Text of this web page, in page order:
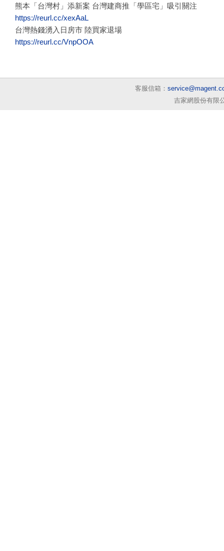
熊本「台灣村」添新案 台灣建商推「學區宅」吸引關注
https://reurl.cc/xexAaL
台灣熱錢湧入日房市 陸買家退場
https://reurl.cc/VnpOOA
客服信箱：
吉家網股份有限